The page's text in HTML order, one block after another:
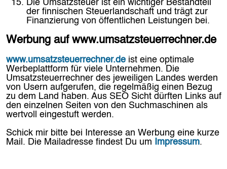
Die Umsatzsteuer ist ein wichtiger Bestandteil
der finnischen Steuerlandschaft und trägt zur
Finanzierung von öffentlichen Leistungen bei.
Werbung auf www.umsatzsteuerrechner.de
www.umsatzsteuerrechner.de ist eine optimale
Werbeplattform für viele Unternehmen. Die
Umsatzsteuerrechner des jeweiligen Landes werden
von Usern aufgerufen, die regelmäßig einen Bezug
zu dem Land haben. Aus SEO Sicht dürften Links auf
den einzelnen Seiten von den Suchmaschinen als
wertvoll eingestuft werden.
Schick mir bitte bei Interesse an Werbung eine kurze
Mail. Die Mailadresse findest Du um
Impressum.